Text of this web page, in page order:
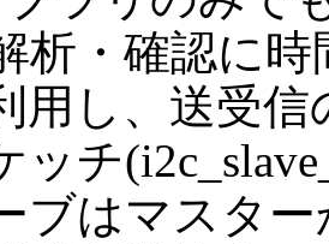
析・確認に
用し、送受
ッチ
はマスター